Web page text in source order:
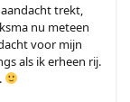
trekt,
nu meteen
voor mijn
als ik erheen rij.